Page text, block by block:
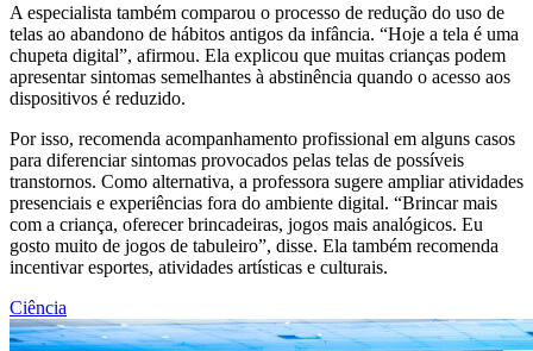
A especialista também comparou o processo de redução do uso de
telas ao abandono de hábitos antigos da infância. “Hoje a tela é uma
chupeta digital”, afirmou. Ela explicou que muitas crianças podem
apresentar sintomas semelhantes à abstinência quando o acesso aos
dispositivos é reduzido.
Por isso, recomenda acompanhamento profissional em alguns casos
para diferenciar sintomas provocados pelas telas de possíveis
transtornos. Como alternativa, a professora sugere ampliar atividades
presenciais e experiências fora do ambiente digital. “Brincar mais
com a criança, oferecer brincadeiras, jogos mais analógicos. Eu
gosto muito de jogos de tabuleiro”, disse. Ela também recomenda
incentivar esportes, atividades artísticas e culturais.
Ciência